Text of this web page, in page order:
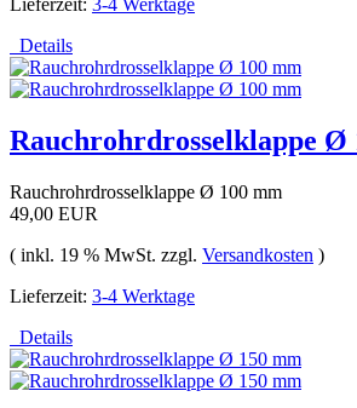
Lieferzeit: 3-4 Werktage
Details
Rauchrohrdrosselklappe Ø
Rauchrohrdrosselklappe Ø 100 mm
49,00 EUR
( inkl. 19 % MwSt. zzgl. Versandkosten )
Lieferzeit: 3-4 Werktage
Details